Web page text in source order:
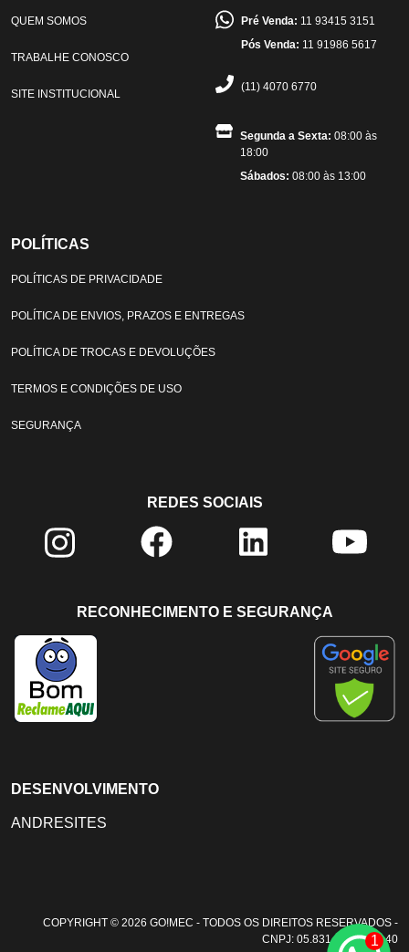
QUEM SOMOS
TRABALHE CONOSCO
SITE INSTITUCIONAL
Pré Venda: 11 93415 3151
Pós Venda: 11 91986 5617
(11) 4070 6770
Segunda a Sexta: 08:00 às
18:00
Sábados: 08:00 às 13:00
POLÍTICAS
POLÍTICAS DE PRIVACIDADE
POLÍTICA DE ENVIOS, PRAZOS E ENTREGAS
POLÍTICA DE TROCAS E DEVOLUÇÕES
TERMOS E CONDIÇÕES DE USO
SEGURANÇA
REDES SOCIAIS
RECONHECIMENTO E SEGURANÇA
DESENVOLVIMENTO
ANDRESITES
COPYRIGHT © 2026 GO!MEC - TODOS OS DIREITOS RESERVADOS -
CNPJ: 05.831.108/0001-40
1